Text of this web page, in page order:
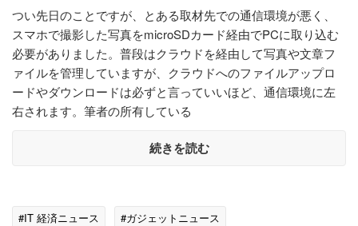
つい先日のことですが、とある取材先での通信環境が悪く、
スマホで撮影した写真をmicroSDカード経由でPCに取り込む
必要がありました。普段はクラウドを経由して写真や文章フ
ァイルを管理していますが、クラウドへのファイルアップロ
ードやダウンロードは必ずと言っていいほど、通信環境に左
右されます。筆者の所有している
続きを読む
#IT 経済ニュース #ガジェットニュース